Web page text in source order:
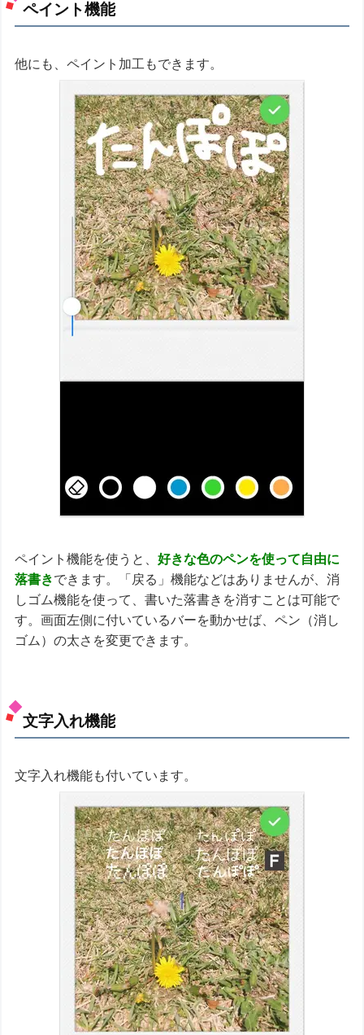
ペイント機能
他にも、ペイント加工もできます。
ペイント機能を使うと、好きな色のペンを使って自由に
落書きできます。「戻る」機能などはありませんが、消
しゴム機能を使って、書いた落書きを消すことは可能で
す。画面左側に付いているバーを動かせば、ペン（消し
ゴム）の太さを変更できます。
文字入れ機能
文字入れ機能も付いています。